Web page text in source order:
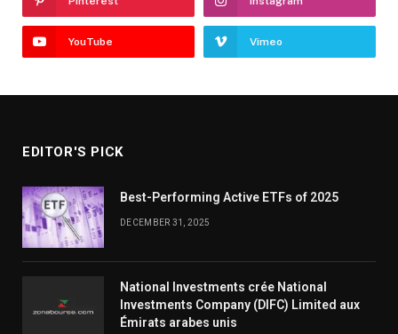
YouTube Vimeo
EDITOR'S PICK
Best-Performing Active ETFs of 2025
DECEMBER 31, 2025
National Investments crée National
Investments Company (DIFC) Limited aux
Émirats arabes unis